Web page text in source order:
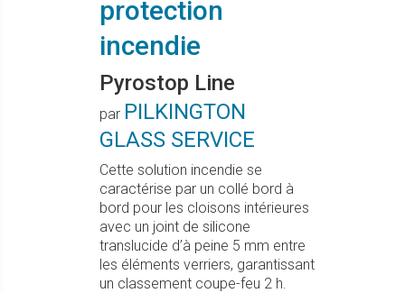
protection
incendie
Pyrostop Line
par PILKINGTON
GLASS SERVICE
Cette solution incendie se
caractérise par un collé bord à
bord pour les cloisons intérieures
avec un joint de silicone
translucide d’à peine 5 mm entre
les éléments verriers, garantissant
un classement coupe-feu 2 h.